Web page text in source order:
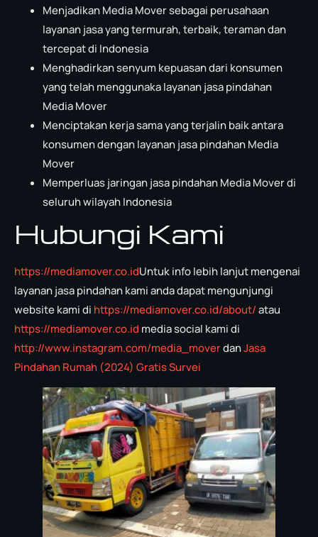
Menjadikan Media Mover sebagai perusahaan
layanan jasa yang termurah, terbaik, teraman dan
tercepat di Indonesia
Menghadirkan senyum kepuasan dari konsumen
yang telah menggunaka layanan jasa pindahan
Media Mover
Menciptakan kerja sama yang terjalin baik antara
konsumen dengan layanan jasa pindahan Media
Mover
Memperluas jaringan jasa pindahan Media Mover di
seluruh wilayah Indonesia
Hubungi Kami
https://mediamover.co.idUntuk info lebih lanjut mengenai
layanan jasa pindahan kami anda dapat mengunjungi
website kami di https://mediamover.co.id/about/atau
https://mediamover.co.id media social kami di
http://www.instagram.com/media_moverdanJasa
Pindahan Rumah (2024) Gratis Survei